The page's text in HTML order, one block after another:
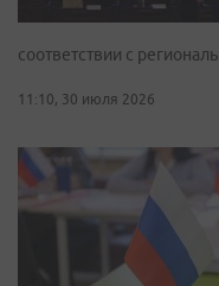
соответствии с
11:10, 30 июля 2026